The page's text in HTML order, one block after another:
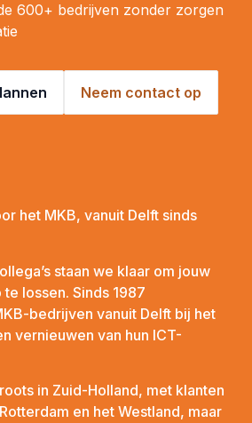
600+ bedrijven zonder zorgen
Neem contact op
het MKB, vanuit Delft sinds
staan we klaar om jouw
lossen. Sinds 1987
bedrijven vanuit Delft bij het
vernieuwen van hun ICT-
in Zuid-Holland, met klanten
en het Westland, maar